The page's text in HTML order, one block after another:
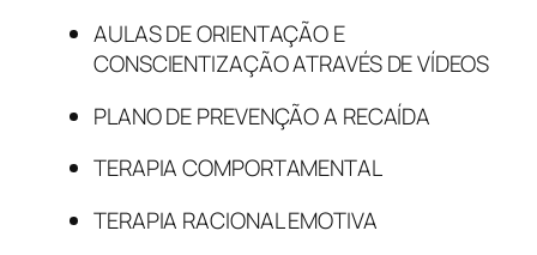
AULAS DE ORIENTAÇÃO E
CONSCIENTIZAÇÃO ATRAVÉS DE VÍDEOS
PLANO DE PREVENÇÃO A RECAÍDA
TERAPIA COMPORTAMENTAL
TERAPIA RACIONAL EMOTIVA